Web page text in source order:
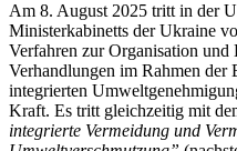
Am 8. August 2025 tritt in der
Ministerkabinetts der Ukraine
Verfahren zur Organisation
Verhandlungen im Rahmen
integrierten
Kraft. Es tritt gleichzeitig mit
integrierte Vermeidung und